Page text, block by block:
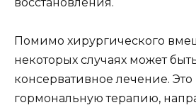
Помимо хирургического
некоторых случаях может
консервативное лечение.
гормональную терапию,